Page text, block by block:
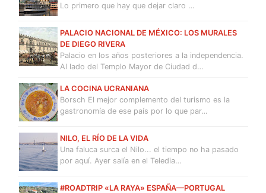
Lo primero que hay que dejar claro …
PALACIO NACIONAL DE MÉXICO: LOS MURALES
DE DIEGO RIVERA
Palacio en los años posteriores a la independencia.
Al lado del Templo Mayor de Ciudad d…
LA COCINA UCRANIANA
Borsch El mejor complemento del turismo es la
gastronomía de ese país por lo que par…
NILO, EL RÍO DE LA VIDA
Una faluca surca el Nilo... el tiempo no ha pasado
por aquí. Ayer salía en el Teledia…
#ROADTRIP «LA RAYA» ESPAÑA—PORTUGAL